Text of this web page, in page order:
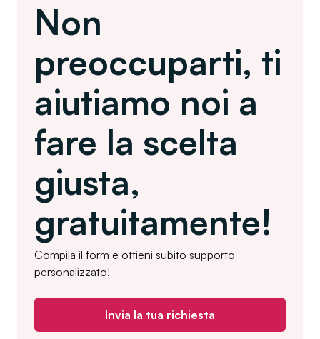
Non
preoccuparti, ti
aiutiamo noi a
fare la scelta
giusta,
gratuitamente!
Compila il form e ottieni subito supporto
personalizzato!
Invia la tua richiesta